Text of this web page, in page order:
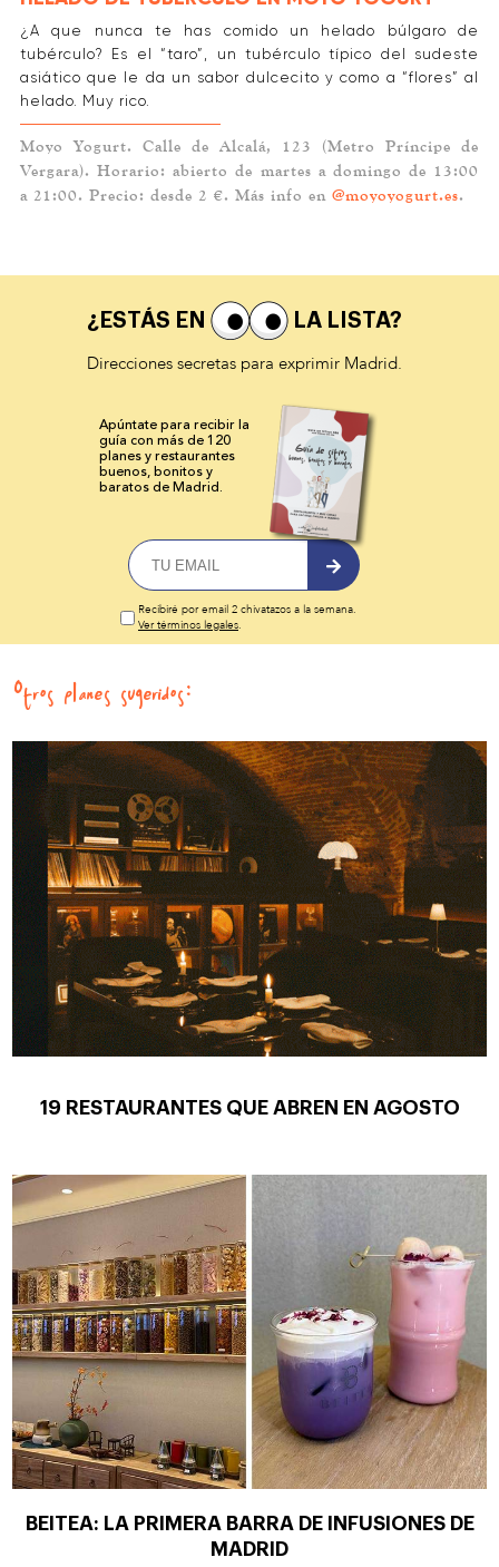
¿A que nunca te has comido un helado búlgaro de
tubérculo? Es el “taro”, un tubérculo típico del sudeste
asiático que le da un sabor dulcecito y como a “flores” al
helado. Muy rico.
Moyo Yogurt. Calle de Alcalá, 123 (Metro Príncipe de
Vergara). Horario: abierto de martes a domingo de 13:00
a 21:00. Precio: desde 2 €. Más info en @moyoyogurt.es.
¿ESTÁS EN
LA LISTA?
Direcciones secretas para exprimir Madrid.
Apúntate para recibir la
guía con más de 120
planes y restaurantes
buenos, bonitos y
baratos de Madrid.
Recibiré por email 2 chivatazos a la semana.
Ver términos legales.
Otros planes sugeridos:
19 RESTAURANTES QUE ABREN EN AGOSTO
BEITEA: LA PRIMERA BARRA DE INFUSIONES DE
MADRID